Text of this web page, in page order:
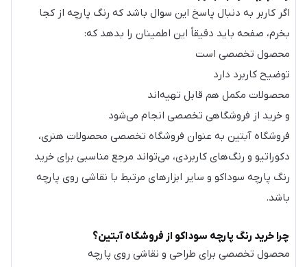
اگر کاربر به دنبال پاسخ این سوال باشد که رنگ پارچه از کجا
بخرم، صفحه باید دقیقاً این اطمینان را بدهد که:
محصول تخصصی است
توضیح کاربرد دارد
محصولات مکمل هم قابل تهیه‌اند
و خرید از فروشگاهی تخصصی انجام می‌شود
فروشگاه آبتین به عنوان فروشگاه تخصصی محصولات هنری،
دکوراتیو و رنگ‌های کاربردی، می‌تواند مرجع مناسبی برای خرید
رنگ پارچه سوداکو و سایر ابزارهای مرتبط با نقاشی روی پارچه
باشد.
چرا خرید رنگ پارچه سوداکو از فروشگاه آبتین؟
محصول تخصصی برای طراحی و نقاشی روی پارچه